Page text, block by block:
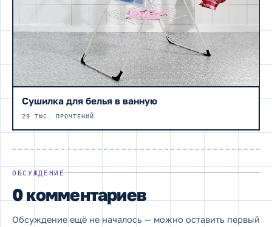
Сушилка для белья в ванную
29 ТЫС. ПРОЧТЕНИЙ
ОБСУЖДЕНИЕ
0 комментариев
Обсуждение ещё не началось — можно оставить первый